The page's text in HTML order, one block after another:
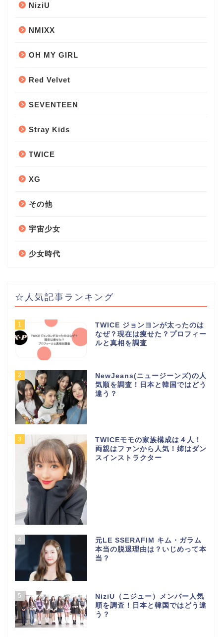
NiziU
NMIXX
OH MY GIRL
Red Velvet
SEVENTEEN
Stray Kids
TWICE
XG
その他
宇宙少女
少女時代
☆人気記事ランキング
1
TWICE ジョンヨンが太ったのは
なぜ？現在は痩せた？プロフィー
ルと真相を調査
2
NewJeans(ニュージーンズ)の人
気順を調査！日本と韓国ではどう
違う？
3
TWICEモモの家族構成は４人！
両親はファンから人気！姉はダン
スインストラクター
4
元LE SSERAFIM キム・ガラム
本当の脱退理由は？いじめって本
当？
5
NiziU（ニジュー）メンバー人気
順を調査！日本と韓国ではどう違
う？